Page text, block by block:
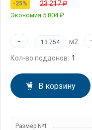
-25% 23 217 ₽
Экономия 5 804 ₽
- м2.
Кол-во поддонов:
В корзину
Размер №1